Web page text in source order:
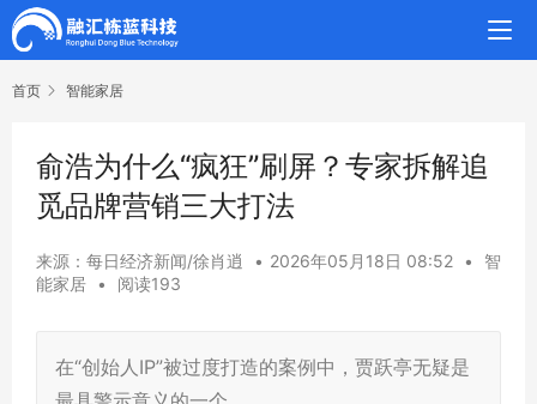
首页 智能家居
俞浩为什么“疯狂”刷屏？专家拆解追
觅品牌营销三大打法
来源：每日经济新闻/徐肖逍 • 2026年05月18日 08:52 •
智
能家居
• 阅读193
在“创始人IP”被过度打造的案例中，贾跃亭无疑是